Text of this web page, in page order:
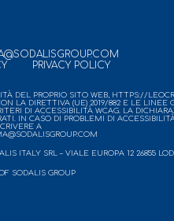
PRIVACY POLICY
DEL PROPRIO SITO WEB, HTTPS://
DIRETTIVA (UE) 2019/882 E LE
DI ACCESSIBILITÀ WCAG. LA
IN CASO DI PROBLEMI DI
A
ITALY SRL – VIALE EUROPA 12 26855 LODI
SODALIS GROUP